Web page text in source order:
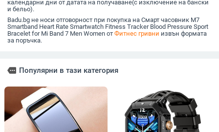
календарни дни от датата на получаване(с изключение на бански
и бельо).
Badu.bg не носи отговорност при покупка на Смарт часовник M7
Smartband Heart Rate Smartwatch Fitness Tracker Blood Pressure Sport
Bracelet for Mi Band 7 Men Women от Фитнес гривни извън формата
за поръчка.
more Популярни в тази категория